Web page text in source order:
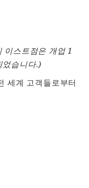
스트점은 개업 1
었습니다.)
세계 고객들로부터